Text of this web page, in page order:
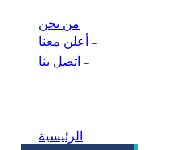
من نحن
أعلن معنا
اتصل بنا
الرئيسية